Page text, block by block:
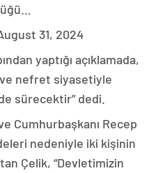
31, 2024
yaptığı açıklamada,
nefret siyasetiyle
sürecektir” dedi.
Cumhurbaşkanı Recep
nedeniyle iki kişinin
Çelik, “Devletimizin